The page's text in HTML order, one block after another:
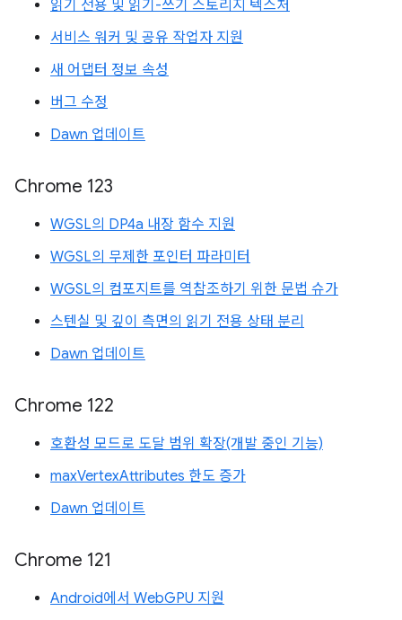
읽기 전용 및 읽기-쓰기 스토리지 텍스처
서비스 워커 및 공유 작업자 지원
새 어댑터 정보 속성
버그 수정
Dawn 업데이트
Chrome 123
WGSL의 DP4a 내장 함수 지원
WGSL의 무제한 포인터 파라미터
WGSL의 컴포지트를 역참조하기 위한 문법 슈가
스텐실 및 깊이 측면의 읽기 전용 상태 분리
Dawn 업데이트
Chrome 122
호환성 모드로 도달 범위 확장(개발 중인 기능)
maxVertexAttributes 한도 증가
Dawn 업데이트
Chrome 121
Android에서 WebGPU 지원